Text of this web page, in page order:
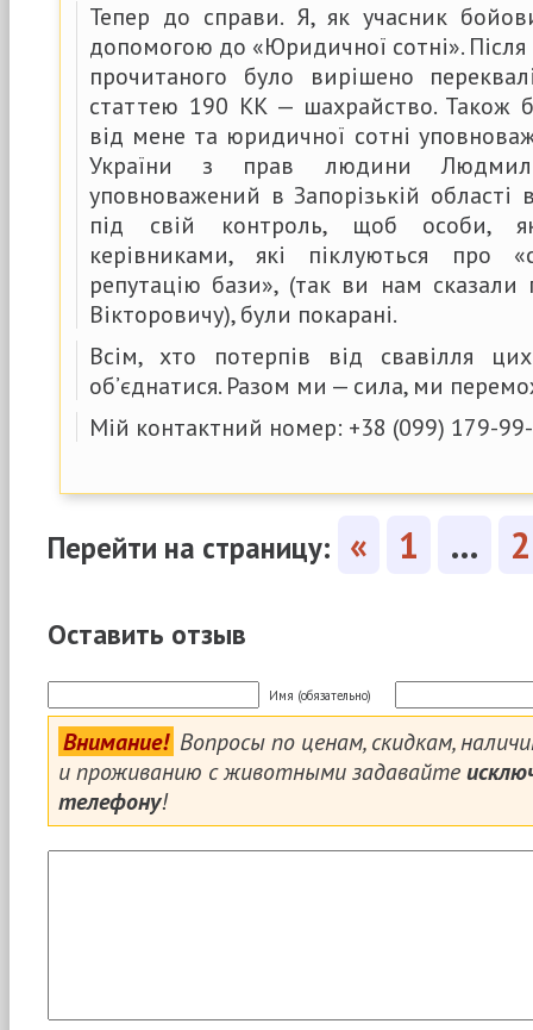
Тепер до справи. Я, як учасник
допомогою до «Юридичної сотні». Після
прочитаного було вирішено
статтею 190 КК — шахрайство. Також
від мене та юридичної сотні
України з прав людини
уповноважений в Запорізькій області
під свій контроль, щоб особи,
керівниками, які піклуються про
репутацію бази», (так ви нам
Вікторовичу), були покарані.
Всім, хто потерпів від свавілля
об’єднатися. Разом ми — сила, ми
Мій контактний номер: +38 (099) 179-
Перейти на страницу: « 1 …
Оставить отзыв
Имя (обязательно)
Внимание! Вопросы по ценам, скидкам,
и проживанию с животными задавайте
телефону!